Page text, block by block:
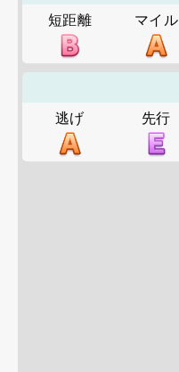
短距離
マイル
逃げ
先行